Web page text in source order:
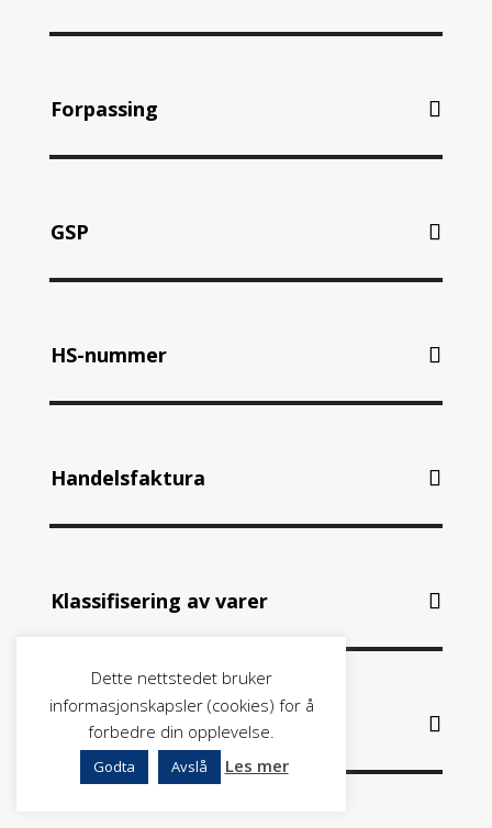
Forpassing
GSP
HS-nummer
Handelsfaktura
Klassifisering av varer
Restriksjoner
Dette nettstedet bruker
informasjonskapsler (cookies) for å
forbedre din opplevelse.
Godta Avslå Les mer